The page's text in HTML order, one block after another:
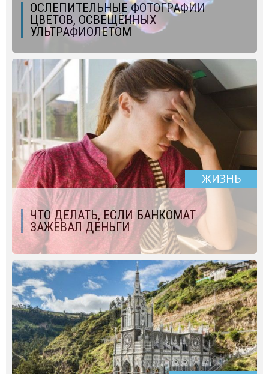
ОСЛЕПИТЕЛЬНЫЕ ФОТОГРАФИИ
ЦВЕТОВ, ОСВЕЩЁННЫХ
УЛЬТРАФИОЛЕТОМ
ЖИЗНЬ
ЧТО ДЕЛАТЬ, ЕСЛИ БАНКОМАТ
ЗАЖЕВАЛ ДЕНЬГИ